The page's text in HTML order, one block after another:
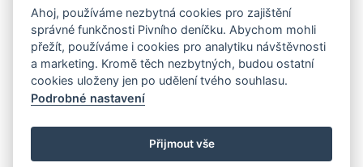
Máme rádi
Pivní.info
Poznámka pod čarou
Pivní deníček je nezávislý zdroj, který není spjat s žádným
Ahoj, používáme nezbytná cookies pro zajištění
správné funkčnosti Pivního deníčku. Abychom mohli
přežít, používáme i cookies pro analytiku návštěvnosti
a marketing. Kromě těch nezbytných, budou ostatní
cookies uloženy jen po udělení tvého souhlasu.
Podrobné nastavení
Přijmout vše